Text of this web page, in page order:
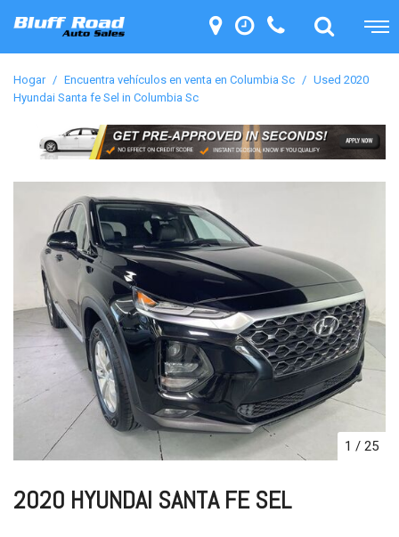
Hogar / Encuentra vehículos en venta en Columbia Sc / Used 2020
Hyundai Santa fe Sel in Columbia Sc
1 / 25
2020 HYUNDAI SANTA FE SEL